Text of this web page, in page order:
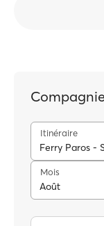
Itinéraire
Ferry Paros -
Mois
Août